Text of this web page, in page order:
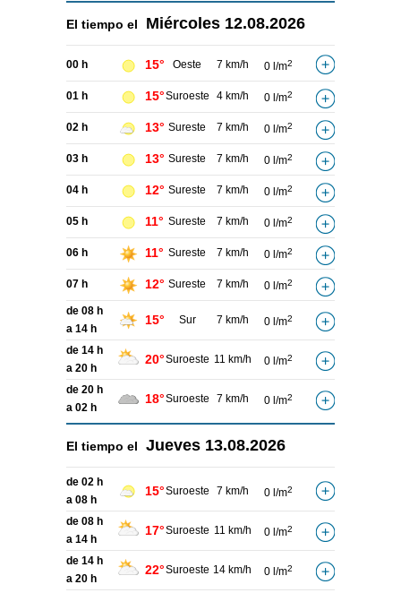
El tiempo el Miércoles 12.08.2026
00 h 15° Oeste 7 km/h 0 l/m2
01 h 15°Suroeste 4 km/h 0 l/m2
02 h 13° Sureste 7 km/h 0 l/m2
03 h 13° Sureste 7 km/h 0 l/m2
04 h 12° Sureste 7 km/h 0 l/m2
05 h 11° Sureste 7 km/h 0 l/m2
06 h 11° Sureste 7 km/h 0 l/m2
07 h 12° Sureste 7 km/h 0 l/m2
de 08 h
a 14 h
15° Sur 7 km/h 0 l/m2
de 14 h
a 20 h
20°Suroeste 11 km/h 0 l/m2
de 20 h
a 02 h
18°Suroeste 7 km/h 0 l/m2
El tiempo el Jueves 13.08.2026
de 02 h
a 08 h
15°Suroeste 7 km/h 0 l/m2
de 08 h
a 14 h
17°Suroeste 11 km/h 0 l/m2
de 14 h
a 20 h
22°Suroeste 14 km/h 0 l/m2